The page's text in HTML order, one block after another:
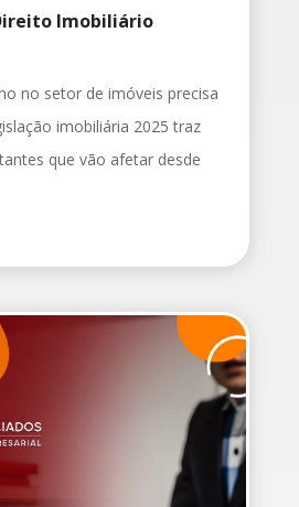
Imobiliário
no setor de imóveis precisa
imobiliária 2025 traz
que vão afetar desde